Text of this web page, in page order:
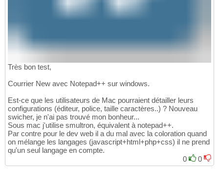
Très bon test,
Courrier New avec Notepad++ sur windows.
Est-ce que les utilisateurs de Mac pourraient détailler leurs
configurations (éditeur, police, taille caractères..) ? Nouveau
swicher, je n'ai pas trouvé mon bonheur...
Sous mac j'utilise smultron, équivalent à notepad++.
Par contre pour le dev web il a du mal avec la coloration quand
on mélange les langages (javascript+html+php+css) il ne prend
qu'un seul langage en compte.
0
0